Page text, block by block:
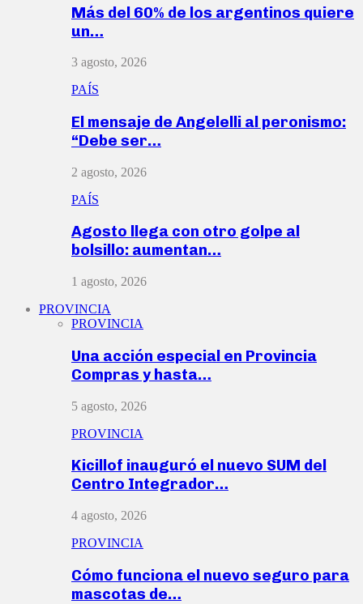
Más del 60% de los argentinos quiere
un…
3 agosto, 2026
PAÍS
El mensaje de Angelelli al peronismo:
“Debe ser…
2 agosto, 2026
PAÍS
Agosto llega con otro golpe al
bolsillo: aumentan…
1 agosto, 2026
PROVINCIA
PROVINCIA
Una acción especial en Provincia
Compras y hasta…
5 agosto, 2026
PROVINCIA
Kicillof inauguró el nuevo SUM del
Centro Integrador…
4 agosto, 2026
PROVINCIA
Cómo funciona el nuevo seguro para
mascotas de…